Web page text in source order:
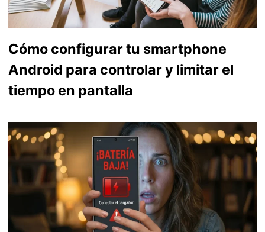
Cómo configurar tu smartphone
Android para controlar y limitar el
tiempo en pantalla